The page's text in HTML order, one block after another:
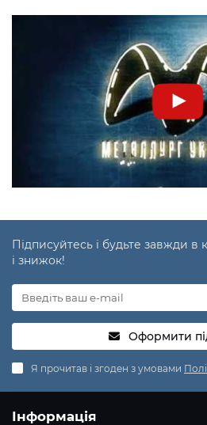
Підписуйтесь і будьте завжди в
і знижок!
Оформити
Я прочитав і згоден з умовами
Інформація